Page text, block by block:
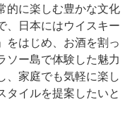
的に楽しむ豊かな文化
、日本にはウイスキー
をはじめ、お酒を割っ
ソー島で体験した魅力
、家庭でも気軽に楽し
タイルを提案したいと